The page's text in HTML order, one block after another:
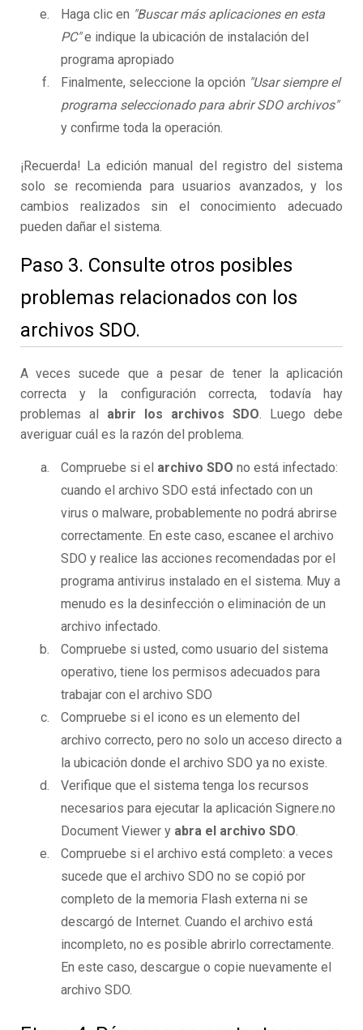
Haga clic en "Buscar más aplicaciones en esta
PC"e indique la ubicación de instalación del
programa apropiado
Finalmente, seleccione la opción "Usar siempre el
programa seleccionado para abrir SDO archivos"
y confirme toda la operación.
¡Recuerda! La edición manual del registro del sistema
solo se recomienda para usuarios avanzados, y los
cambios realizados sin el conocimiento adecuado
pueden dañar el sistema.
Paso 3. Consulte otros posibles
problemas relacionados con los
archivos SDO.
A veces sucede que a pesar de tener la aplicación
correcta y la configuración correcta, todavía hay
problemas al abrir los archivos SDO. Luego debe
averiguar cuál es la razón del problema.
Compruebe si el archivo SDO no está infectado:
cuando el archivo SDO está infectado con un
virus o malware, probablemente no podrá abrirse
correctamente. En este caso, escanee el archivo
SDO y realice las acciones recomendadas por el
programa antivirus instalado en el sistema. Muy a
menudo es la desinfección o eliminación de un
archivo infectado.
Compruebe si usted, como usuario del sistema
operativo, tiene los permisos adecuados para
trabajar con el archivo SDO
Compruebe si el icono es un elemento del
archivo correcto, pero no solo un acceso directo a
la ubicación donde el archivo SDO ya no existe.
Verifique que el sistema tenga los recursos
necesarios para ejecutar la aplicación Signere.no
Document Viewer y abra el archivo SDO.
Compruebe si el archivo está completo: a veces
sucede que el archivo SDO no se copió por
completo de la memoria Flash externa ni se
descargó de Internet. Cuando el archivo está
incompleto, no es posible abrirlo correctamente.
En este caso, descargue o copie nuevamente el
archivo SDO.